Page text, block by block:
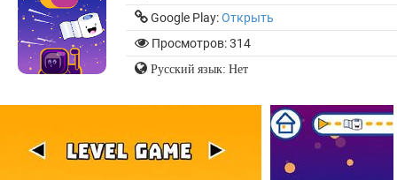
Google Play:Открыть
Просмотров: 314
Русский язык: Нет